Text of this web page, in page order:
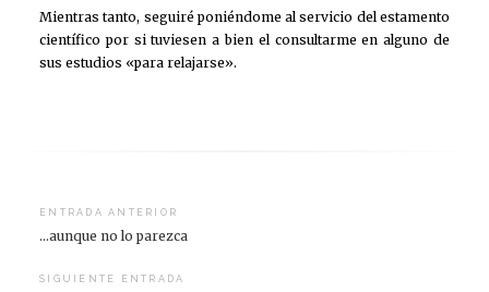
Mientras tanto, seguiré poniéndome al servicio del estamento
científico por si tuviesen a bien el consultarme en alguno de
sus estudios «para relajarse».
Navegación
de
entradas
ENTRADA ANTERIOR
…aunque no lo parezca
SIGUIENTE ENTRADA